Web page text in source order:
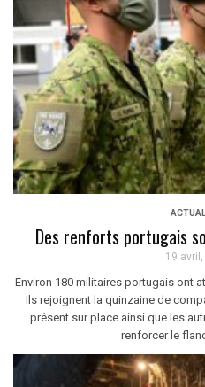
Des renforts portugais
19
Environ 180 militaires portugais ont
Ils rejoignent la quinzaine de
présent sur place ainsi que les
renforcer le